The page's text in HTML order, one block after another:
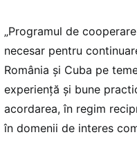
„Programul de
necesar pentru
România și Cuba pe
experiență și bune
acordarea, în regim
în domenii de interes